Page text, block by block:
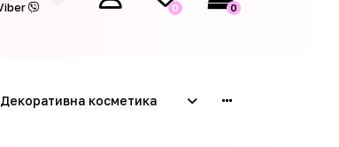
0 0
Декоративна косметика